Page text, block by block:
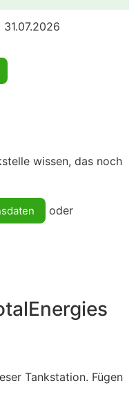
31.07.2026
wissen, das noch
oder
Tankstation. Fügen